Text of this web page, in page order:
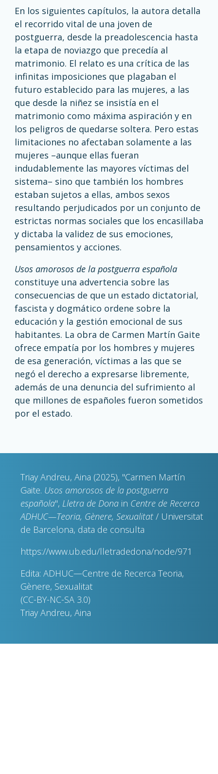
En los siguientes capítulos, la autora detalla
el recorrido vital de una joven de
postguerra, desde la preadolescencia hasta
la etapa de noviazgo que precedía al
matrimonio. El relato es una crítica de las
infinitas imposiciones que plagaban el
futuro establecido para las mujeres, a las
que desde la niñez se insistía en el
matrimonio como máxima aspiración y en
los peligros de quedarse soltera. Pero estas
limitaciones no afectaban solamente a las
mujeres –aunque ellas fueran
indudablemente las mayores víctimas del
sistema– sino que también los hombres
estaban sujetos a ellas, ambos sexos
resultando perjudicados por un conjunto de
estrictas normas sociales que los encasillaba
y dictaba la validez de sus emociones,
pensamientos y acciones.
Usos amorosos de la postguerra española
constituye una advertencia sobre las
consecuencias de que un estado dictatorial,
fascista y dogmático ordene sobre la
educación y la gestión emocional de sus
habitantes. La obra de Carmen Martín Gaite
ofrece empatía por los hombres y mujeres
de esa generación, víctimas a las que se
negó el derecho a expresarse libremente,
además de una denuncia del sufrimiento al
que millones de españoles fueron sometidos
por el estado.
Triay Andreu, Aina (2025), "Carmen Martín
Gaite. Usos amorosos de la postguerra
española", Lletra de Dona in Centre de Recerca
ADHUC—Teoria, Gènere, Sexualitat / Universitat
de Barcelona, data de consulta
https://www.ub.edu/lletradedona/node/971
Edita: ADHUC—Centre de Recerca Teoria,
Gènere, Sexualitat
(CC-BY-NC-SA 3.0)
Triay Andreu, Aina